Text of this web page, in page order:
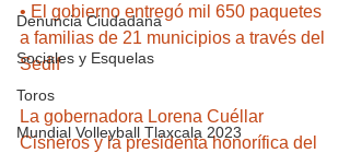
Denuncia Ciudadana
Sociales y Esquelas
Toros
Mundial Volleyball Tlaxcala 2023
• El gobierno entregó mil 650 paquetes
a familias de 21 municipios a través del
Sedif
La gobernadora Lorena Cuéllar
Cisneros y la presidenta honorífica del